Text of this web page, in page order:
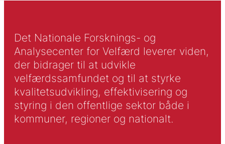
Det Nationale Forsknings- og
Analysecenter for Velfærd leverer viden,
der bidrager til at udvikle
velfærdssamfundet og til at styrke
kvalitetsudvikling, effektivisering og
styring i den offentlige sektor både i
kommuner, regioner og nationalt.